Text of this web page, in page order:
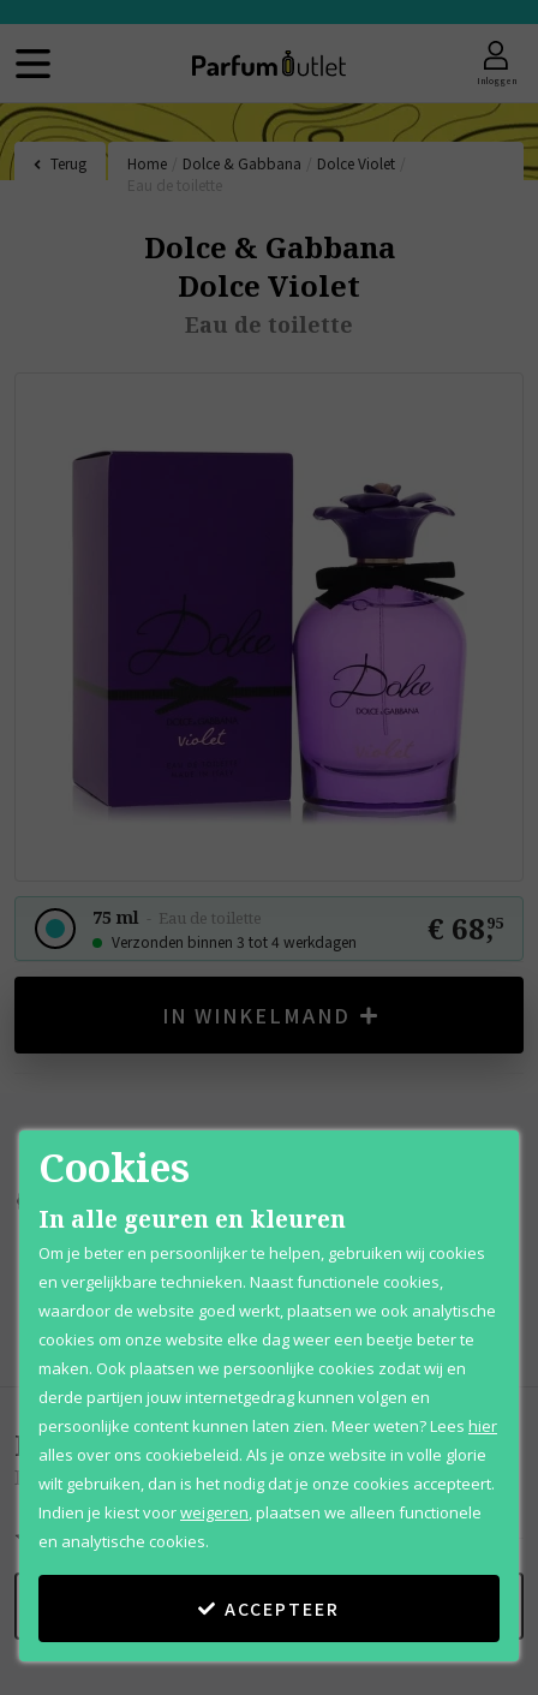
Inloggen
Terug Home Dolce & Gabbana Dolce Violet
Dolce & Gabbana
Dolce Violet
Eau de toilette
75 ml - Eau de toilette
Verzonden binnen 3 tot 4 werkdagen € 68,
95
IN WINKELMAND
100% originele parfums Afhalen mogelijk
Qshops Keurmerk
Beoordelingen (0)
Dolce Violet
SCHRIJF BEOORDELING
Cookies
In alle geuren en kleuren
Om je beter en persoonlijker te helpen, gebruiken wij cookies
en vergelijkbare technieken. Naast functionele cookies,
waardoor de website goed werkt, plaatsen we ook analytische
cookies om onze website elke dag weer een beetje beter te
maken. Ook plaatsen we persoonlijke cookies zodat wij en
derde partijen jouw internetgedrag kunnen volgen en
persoonlijke content kunnen laten zien. Meer weten?Lees hier
alles over ons cookiebeleid. Als je onze website in volle glorie
wilt gebruiken, dan is het nodig dat je onze cookies accepteert.
Indien je kiest voorweigeren,plaatsen we alleen functionele
en analytische cookies.
ACCEPTEER